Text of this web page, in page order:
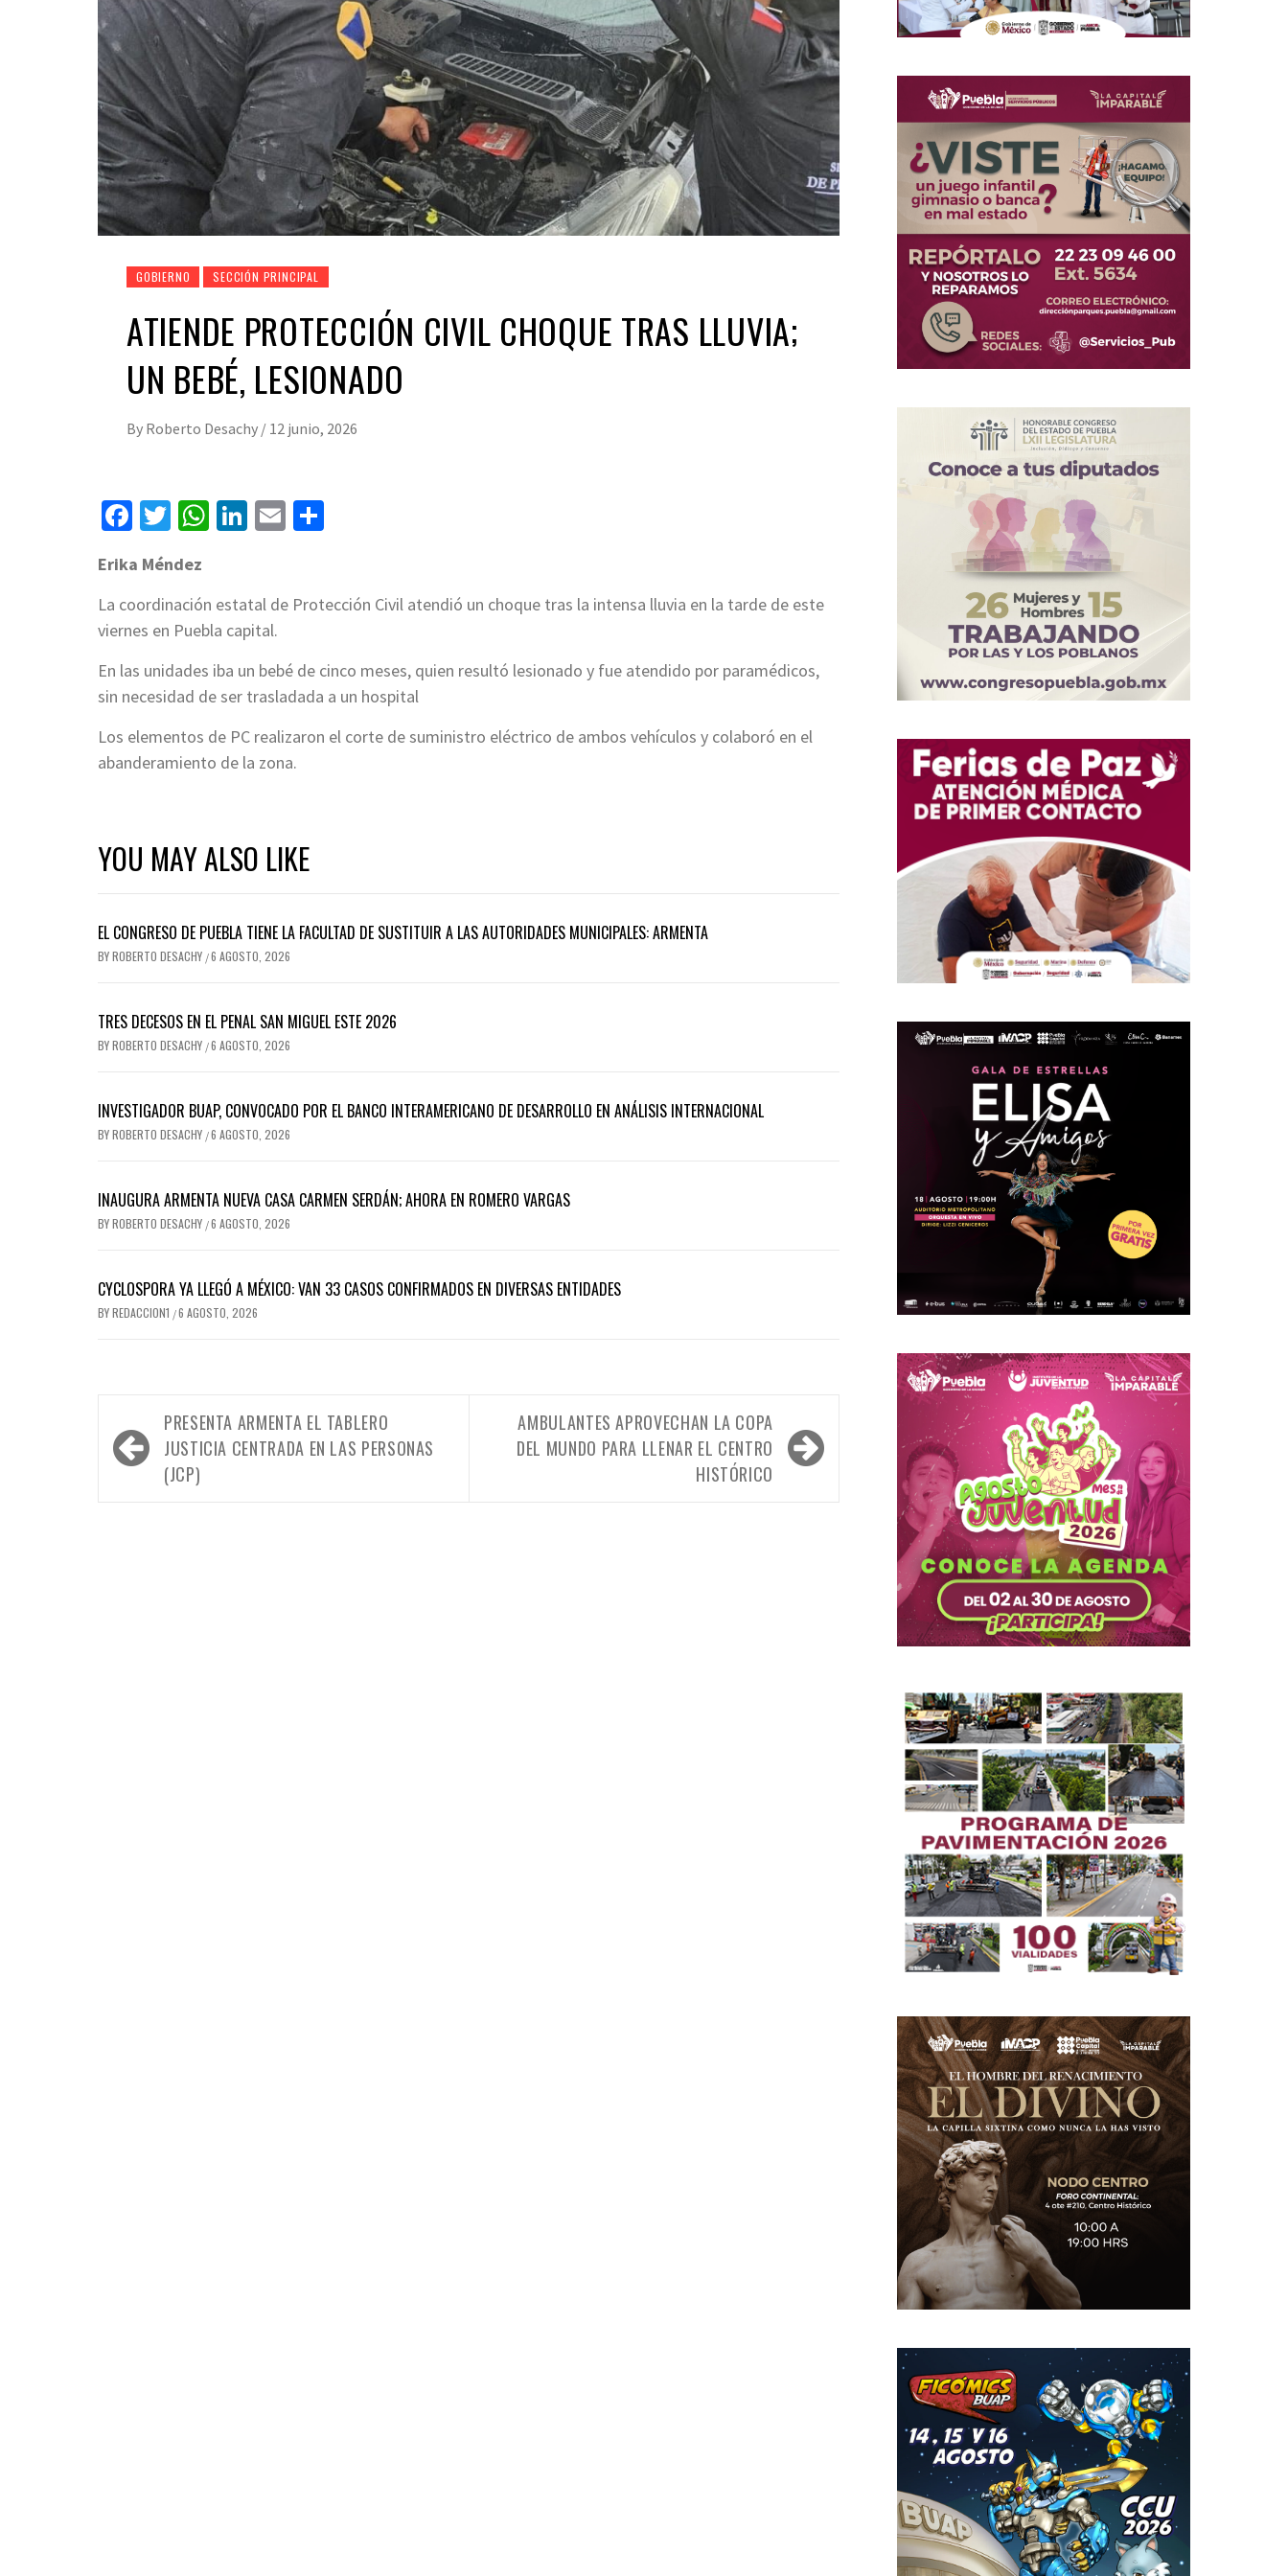
GOBIERNO SECCIÓN PRINCIPAL
ATIENDE PROTECCIÓN CIVIL CHOQUE TRAS LLUVIA;
UN BEBÉ, LESIONADO
By Roberto Desachy / 12 junio, 2026
Facebook
Twitter
WhatsApp
LinkedIn
Email
Erika Méndez
La coordinación estatal de Protección Civil atendió un choque tras la intensa lluvia en la tarde de este
viernes en Puebla capital.
En las unidades iba un bebé de cinco meses, quien resultó lesionado y fue atendido por paramédicos,
sin necesidad de ser trasladada a un hospital
Los elementos de PC realizaron el corte de suministro eléctrico de ambos vehículos y colaboró en el
abanderamiento de la zona.
YOU MAY ALSO LIKE
EL CONGRESO DE PUEBLA TIENE LA FACULTAD DE SUSTITUIR A LAS AUTORIDADES MUNICIPALES: ARMENTA
BYROBERTO DESACHY /6 AGOSTO, 2026
TRES DECESOS EN EL PENAL SAN MIGUEL ESTE 2026
BYROBERTO DESACHY /6 AGOSTO, 2026
INVESTIGADOR BUAP, CONVOCADO POR EL BANCO INTERAMERICANO DE DESARROLLO EN ANÁLISIS INTERNACIONAL
BYROBERTO DESACHY /6 AGOSTO, 2026
INAUGURA ARMENTA NUEVA CASA CARMEN SERDÁN; AHORA EN ROMERO VARGAS
BYROBERTO DESACHY /6 AGOSTO, 2026
CYCLOSPORA YA LLEGÓ A MÉXICO: VAN 33 CASOS CONFIRMADOS EN DIVERSAS ENTIDADES
BYREDACCION1 /6 AGOSTO, 2026
Navegación
de
entradas
PRESENTA ARMENTA EL TABLERO
JUSTICIA CENTRADA EN LAS PERSONAS
(JCP)
AMBULANTES APROVECHAN LA COPA
DEL MUNDO PARA LLENAR EL CENTRO
HISTÓRICO